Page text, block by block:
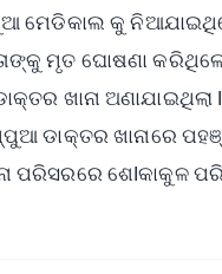
ମେଡିକାଲ କୁ
ମୃତ ଘୋଷଣା
ଖାନା
ଡାକ୍ତର ଖାନାରେ
ପରିସରରେ ଶେlକାକୁଳ